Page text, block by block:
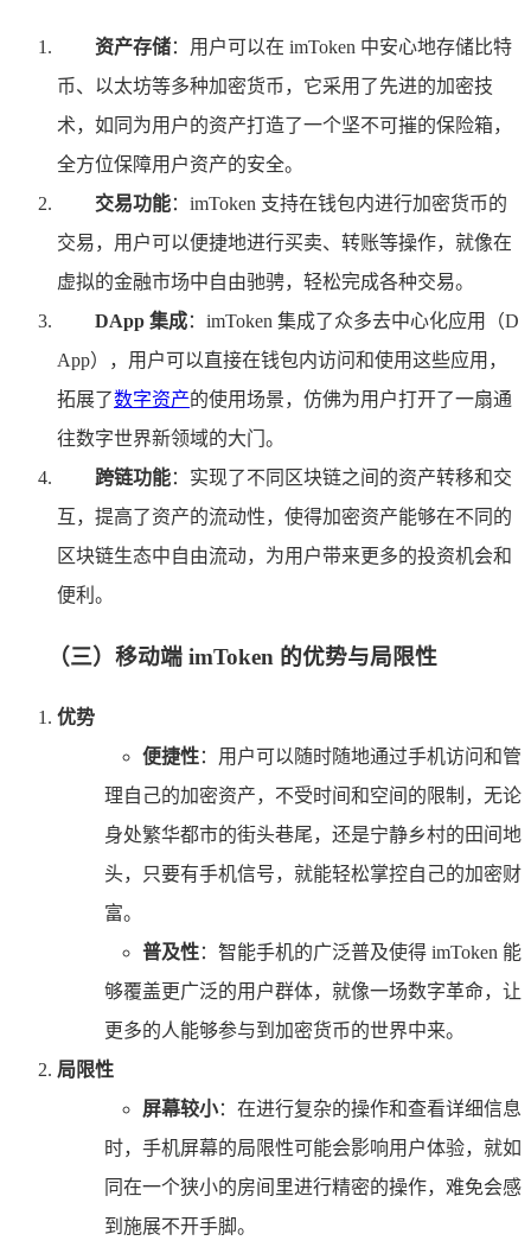
资产存储：用户可以在 imToken 中安心地存储比特
币、以太坊等多种加密货币，它采用了先进的加密技
术，如同为用户的资产打造了一个坚不可摧的保险箱，
全方位保障用户资产的安全。
交易功能：imToken 支持在钱包内进行加密货币的
交易，用户可以便捷地进行买卖、转账等操作，就像在
虚拟的金融市场中自由驰骋，轻松完成各种交易。
DApp 集成：imToken 集成了众多去中心化应用（D
App），用户可以直接在钱包内访问和使用这些应用，
拓展了数字资产的使用场景，仿佛为用户打开了一扇通
往数字世界新领域的大门。
跨链功能：实现了不同区块链之间的资产转移和交
互，提高了资产的流动性，使得加密资产能够在不同的
区块链生态中自由流动，为用户带来更多的投资机会和
便利。
（三）移动端 imToken 的优势与局限性
优势
便捷性：用户可以随时随地通过手机访问和管
理自己的加密资产，不受时间和空间的限制，无论
身处繁华都市的街头巷尾，还是宁静乡村的田间地
头，只要有手机信号，就能轻松掌控自己的加密财
富。
普及性：智能手机的广泛普及使得 imToken 能
够覆盖更广泛的用户群体，就像一场数字革命，让
更多的人能够参与到加密货币的世界中来。
局限性
屏幕较小：在进行复杂的操作和查看详细信息
时，手机屏幕的局限性可能会影响用户体验，就如
同在一个狭小的房间里进行精密的操作，难免会感
到施展不开手脚。